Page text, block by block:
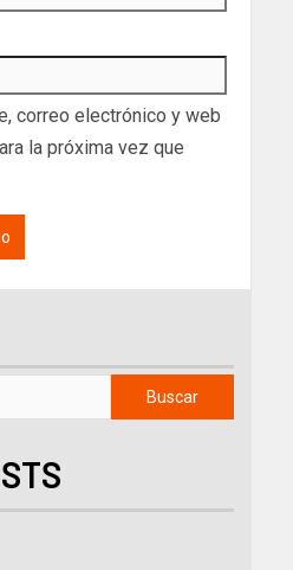
correo electrónico y web
la próxima vez que
Buscar